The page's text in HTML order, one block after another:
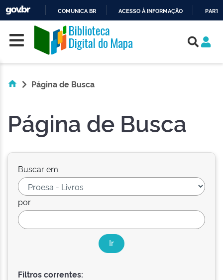
O
CONTEÚDO
COMUNICA BR ACESSO À INFORMAÇÃO
Skip navigation
Página de Busca
Página de Busca
Buscar em:
por
Filtros correntes: